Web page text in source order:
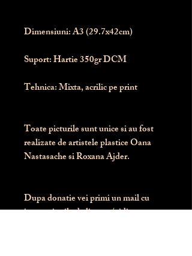
Dimensiuni: A3 (29.7x42cm)
Suport: Hartie 350gr DCM
Tehnica: Mixta, acrilic pe print
Toate picturile sunt unice si au fost
realizate de artistele plastice Oana
Nastasache si Roxana Ajder.
Dupa donatie vei primi un mail cu
instructiunile de livrare / ridicare.